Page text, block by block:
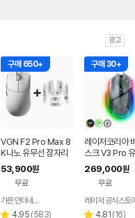
광고
구매 650+
VGN F2 Pro Max 8
K나노 유무선 잠자리
게이밍 마우스 화이트
53,900원
무료
페이
가온인터내셔날
4.95 리
(583)
구매 30+
레이저코리아
스크 V3 Pro
게이밍 마우스
팬텀 화이트
269,000원
무료
레이저 공식스토
4.81 리
(16)